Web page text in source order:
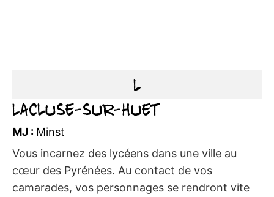
L
Lacluse-sur-Huet
MJ : Minst
Vous incarnez des lycéens dans une ville au
cœur des Pyrénées. Au contact de vos
camarades, vos personnages se rendront vite